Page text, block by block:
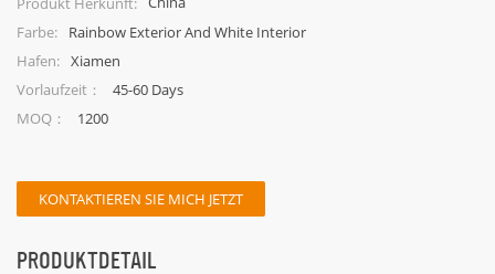
Farbe:
Rainbow Exterior And White Interior
Hafen: Xiamen
Vorlaufzeit：
45-60 Days
MOQ：
1200
KONTAKTIEREN SIE MICH JETZT
PRODUKTDETAIL